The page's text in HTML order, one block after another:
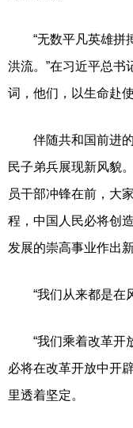
“无数平凡英雄拼搏
洪流。”在习近平总书
词，他们，以生命赴
伴随共和国前进的
民子弟兵展现新风貌
员干部冲锋在前，大
程，中国人民必将创
发展的崇高事业作出
“我们从来都是在风
“我们乘着改革开
必将在改革开放中开
里透着坚定。